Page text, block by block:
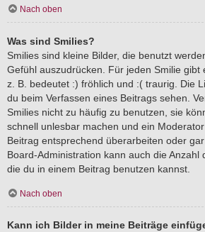
Nach oben
Was sind Smilies?
Smilies sind kleine Bilder, die benutzt
Gefühl auszudrücken. Für jeden Smilie gibt
z. B. bedeutet :) fröhlich und :( traurig. Die
du beim Verfassen eines Beitrags sehen.
Smilies nicht zu häufig zu benutzen, sie
schnell unlesbar machen und ein
Beitrag entsprechend überarbeiten oder
Board-Administration kann auch die Anzahl
die du in einem Beitrag benutzen kannst.
Nach oben
Kann ich Bilder in meine Beiträge